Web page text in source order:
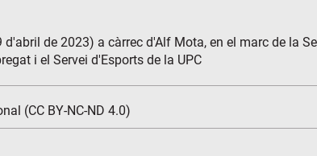
de 2023) a càrrec d'Alf Mota, en el marc de la
i el Servei d'Esports de la UPC
(CC BY-NC-ND 4.0)